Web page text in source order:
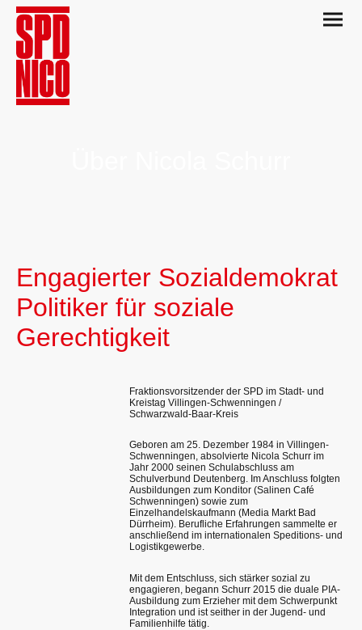
Engagierter Sozialdemokrat
Politiker für soziale
Gerechtigkeit
Fraktionsvorsitzender der SPD im Stadt- und
Kreistag Villingen-Schwenningen /
Schwarzwald-Baar-Kreis
Geboren am 25. Dezember 1984 in Villingen-
Schwenningen, absolvierte Nicola Schurr im
Jahr 2000 seinen Schulabschluss am
Schulverbund Deutenberg. Im Anschluss folgten
Ausbildungen zum Konditor (Salinen Café
Schwenningen) sowie zum
Einzelhandelskaufmann (Media Markt Bad
Dürrheim). Berufliche Erfahrungen sammelte er
anschließend im internationalen Speditions- und
Logistikgewerbe.
Mit dem Entschluss, sich stärker sozial zu
engagieren, begann Schurr 2015 die duale PIA-
Ausbildung zum Erzieher mit dem Schwerpunkt
Integration und ist seither in der Jugend- und
Familienhilfe tätig.